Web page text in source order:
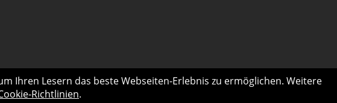
Ihren Lesern das beste Webseiten-Erlebnis zu ermöglichen. Weitere
Richtlinien.